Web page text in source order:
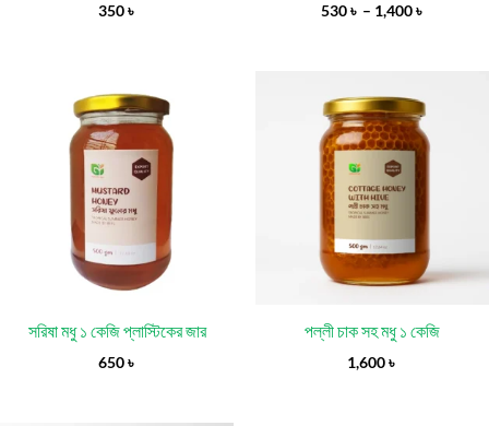
350৳ 530৳ – 1,400৳
সরিষা মধু ১ কেজি প্লাস্টিকের জার
650৳
পল্লী চাক সহ মধু ১ কেজি
1,600৳